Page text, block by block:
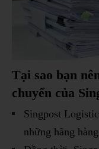
Tại sao bạn
chuyển của
Singpost
những hãng